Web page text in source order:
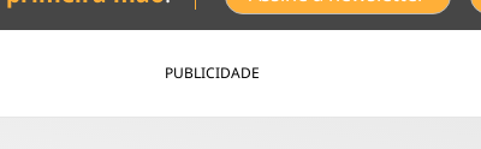
PUBLICIDADE